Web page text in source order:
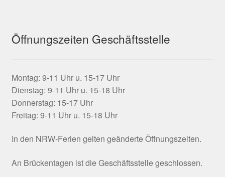
Öffnungszeiten Geschäftsstelle
Montag: 9-11 Uhr u. 15-17 Uhr
Dienstag: 9-11 Uhr u. 15-18 Uhr
Donnerstag: 15-17 Uhr
Freitag: 9-11 Uhr u. 15-18 Uhr
In den NRW-Ferien gelten geänderte Öffnungszeiten.
An Brückentagen ist die Geschäftsstelle geschlossen.